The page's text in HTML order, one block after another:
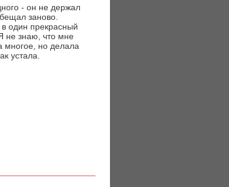
- он не держал
заново.
один прекрасный
не знаю, что мне
многое, но делала
устала.